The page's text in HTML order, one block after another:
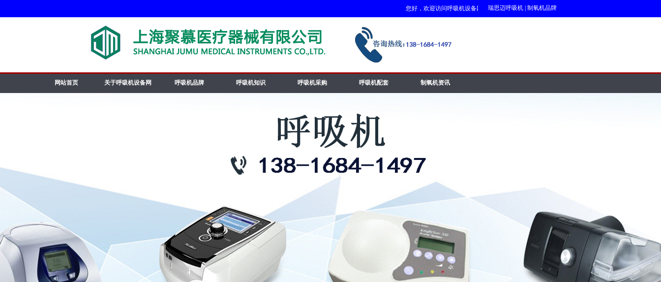
您好，欢迎访问呼吸机设备网!!! 瑞思迈呼吸机 制氧机品牌
网站首页 关于呼吸机设备网 呼吸机品牌 呼吸机知识 呼吸机采购 呼吸机配套 制氧机资讯